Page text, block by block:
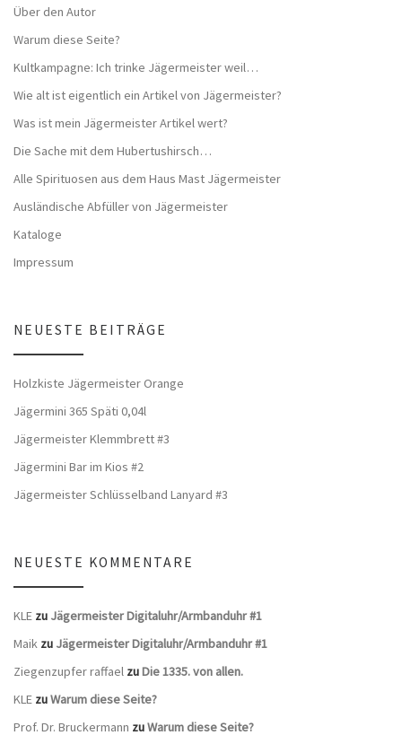
Über den Autor
Warum diese Seite?
Kultkampagne: Ich trinke Jägermeister weil…
Wie alt ist eigentlich ein Artikel von Jägermeister?
Was ist mein Jägermeister Artikel wert?
Die Sache mit dem Hubertushirsch…
Alle Spirituosen aus dem Haus Mast Jägermeister
Ausländische Abfüller von Jägermeister
Kataloge
Impressum
NEUESTE BEITRÄGE
Holzkiste Jägermeister Orange
Jägermini 365 Späti 0,04l
Jägermeister Klemmbrett #3
Jägermini Bar im Kios #2
Jägermeister Schlüsselband Lanyard #3
NEUESTE KOMMENTARE
KLE zu Jägermeister Digitaluhr/Armbanduhr #1
Maik zu Jägermeister Digitaluhr/Armbanduhr #1
Ziegenzupfer raffael zuDie 1335. von allen.
KLE zuWarum diese Seite?
Prof. Dr. Bruckermann zuWarum diese Seite?